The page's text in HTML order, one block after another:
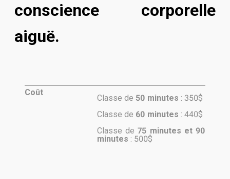
conscience corporelle
aiguë.
Coût
Classe de 50 minutes : 350$
Classe de 60 minutes : 440$
Classe de75 minutes et 90
minutes : 500$